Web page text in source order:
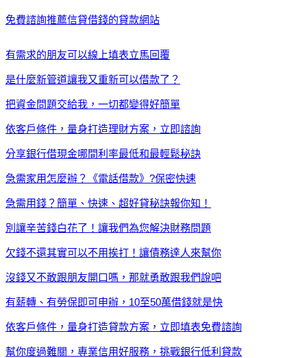
免費諮詢推薦信貸借錢的貸款網站
有需求的朋友可以線上填表立馬回覆
是什麼新管道讓我又重新可以借款了？
把資金問題交給我，一切都變得好簡單
依客戶條件，量身打造理財方案，立即諮詢
分享銀行借現金哪間利率最低和最輕鬆秘訣
急需家用怎麼辦？《電話借款》?保密快速
急需用錢？簡單、快速、超好貸秘訣報你知！
別讓辛苦錢白花了！讓我們為您解決財務問題
欠錢不還其實可以不用挨打！讓債務達人來幫你
沒錢又不敢跟朋友開口嗎，那就勇敢跟我們說吧
有薪轉、有勞保即可申辦，10至50萬借錢就是快
依客戶條件，量身打造貸款方案，立即填表免費諮詢
幫你度過難關，專業信用好服務，挑戰銀行低利貸款